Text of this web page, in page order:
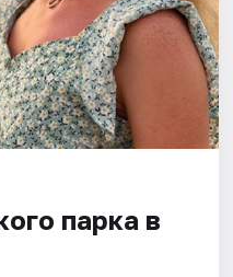
парка в